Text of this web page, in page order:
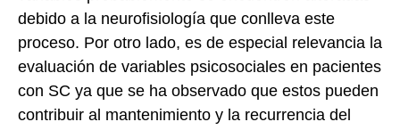
debido a la neurofisiología que conlleva este
proceso. Por otro lado, es de especial relevancia la
evaluación de variables psicosociales en pacientes
con SC ya que se ha observado que estos pueden
contribuir al mantenimiento y la recurrencia del